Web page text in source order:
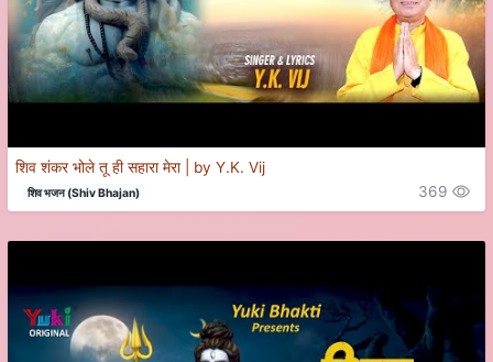
शिव शंकर भोले तू ही सहारा मेरा | by Y.K. Vij
शिव भजन (Shiv Bhajan) 369